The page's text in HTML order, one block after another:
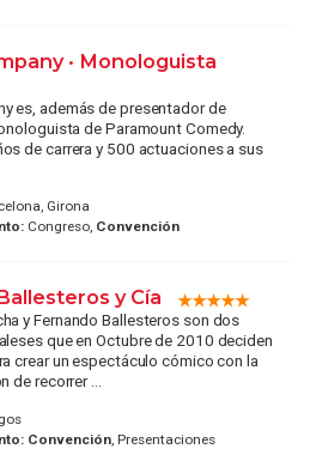
· Monologuista
es, además de presentador de
de Paramount Comedy.
de carrera y 500 actuaciones a sus
Girona
Congreso, Convención
y Cía
y Fernando Ballesteros son dos
que en Octubre de 2010 deciden
crear un espectáculo cómico con la
de recorrer ...
Convención, Presentaciones